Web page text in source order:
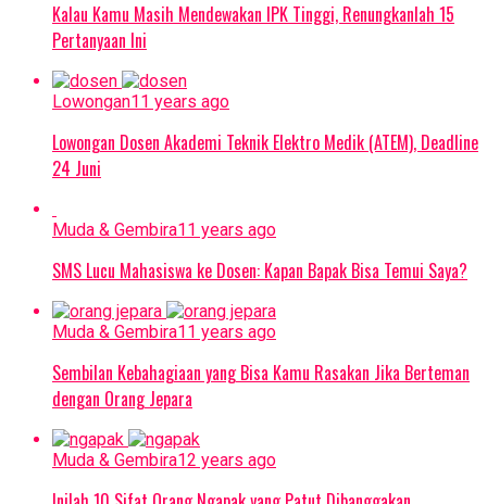
Kalau Kamu Masih Mendewakan IPK Tinggi, Renungkanlah 15
Pertanyaan Ini
Lowongan11 years ago
Lowongan Dosen Akademi Teknik Elektro Medik (ATEM), Deadline
24 Juni
Muda & Gembira11 years ago
SMS Lucu Mahasiswa ke Dosen: Kapan Bapak Bisa Temui Saya?
Muda & Gembira11 years ago
Sembilan Kebahagiaan yang Bisa Kamu Rasakan Jika Berteman
dengan Orang Jepara
Muda & Gembira12 years ago